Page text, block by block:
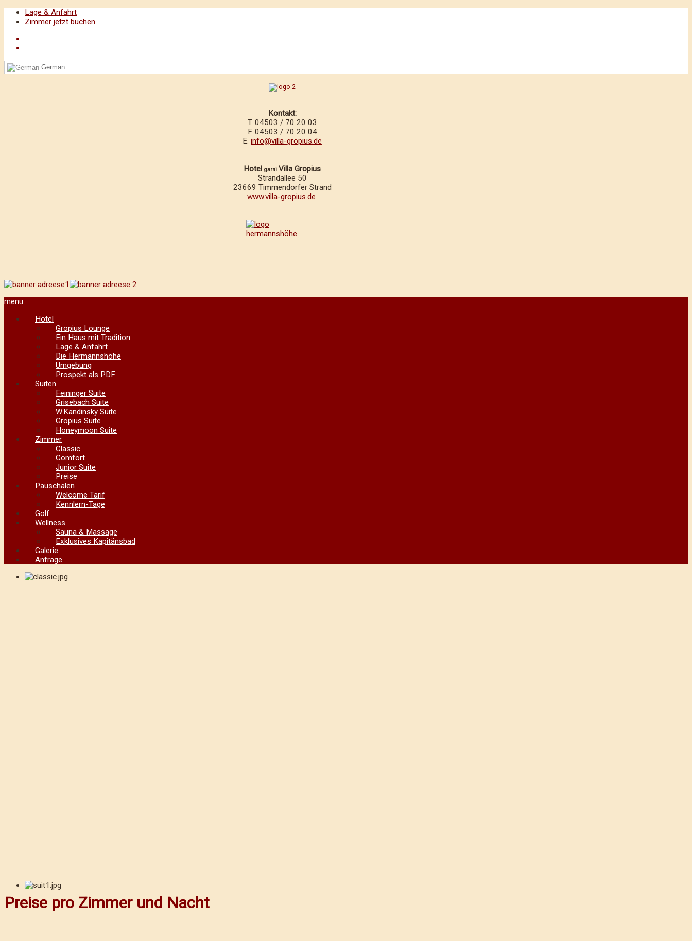
Lage & Anfahrt
Zimmer jetzt buchen
German
Kontakt:
T. 04503 / 70 20 03
F. 04503 / 70 20 04
E. info@villa-gropius.de
Hotel garni Villa Gropius
Strandallee 50
23669 Timmendorfer Strand
www.villa-gropius.de
menu
Hotel
Gropius Lounge
Ein Haus mit Tradition
Lage & Anfahrt
Die Hermannshöhe
Umgebung
Prospekt als PDF
Suiten
Feininger Suite
Grisebach Suite
W.Kandinsky Suite
Gropius Suite
Honeymoon Suite
Zimmer
Classic
Comfort
Junior Suite
Preise
Pauschalen
Welcome Tarif
Kennlern-Tage
Golf
Wellness
Sauna & Massage
Exklusives Kapitänsbad
Galerie
Anfrage
Preise pro Zimmer und Nacht